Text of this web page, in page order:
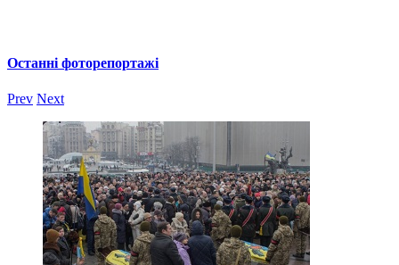
Останні фоторепортажі
Prev Next